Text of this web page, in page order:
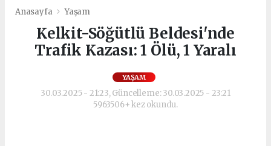
Anasayfa Yaşam
Kelkit-Söğütlü Beldesi'nde
Trafik Kazası: 1 Ölü, 1 Yaralı
YAŞAM
30.03.2025 - 21:23, Güncelleme: 30.03.2025 - 23:21
5963506+ kez okundu.